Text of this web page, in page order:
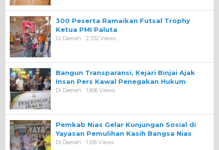
300 Peserta Ramaikan Futsal Trophy
Ketua PMI Paluta
Di Daerah 2,332 Views
Bangun Transparansi, Kejari Binjai Ajak
Insan Pers Kawal Penegakan Hukum
Di Daerah 1,906 Views
Pemkab Nias Gelar Kunjungan Sosial di
Yayasan Pemulihan Kasih Bangsa Nias
Di Daerah 1,106 Views